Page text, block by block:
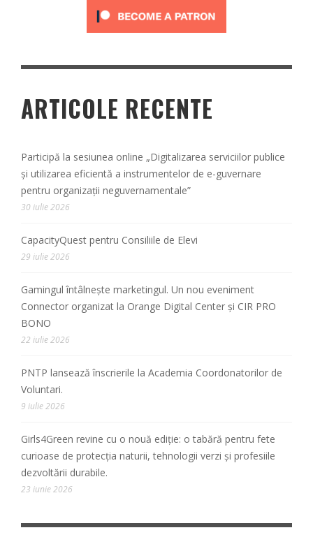
ARTICOLE RECENTE
Participă la sesiunea online „Digitalizarea serviciilor publice
și utilizarea eficientă a instrumentelor de e-guvernare
pentru organizații neguvernamentale”
30 iulie 2026
CapacityQuest pentru Consiliile de Elevi
29 iulie 2026
Gamingul întâlnește marketingul. Un nou eveniment
Connector organizat la Orange Digital Center și CIR PRO
BONO
22 iulie 2026
PNTP lansează înscrierile la Academia Coordonatorilor de
Voluntari.
9 iulie 2026
Girls4Green revine cu o nouă ediție: o tabără pentru fete
curioase de protecția naturii, tehnologii verzi și profesiile
dezvoltării durabile.
23 iunie 2026